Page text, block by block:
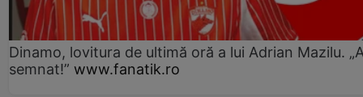
Dinamo, lovitura de ultimă oră a lui Adrian Mazilu.
semnat!” www.fanatik.ro